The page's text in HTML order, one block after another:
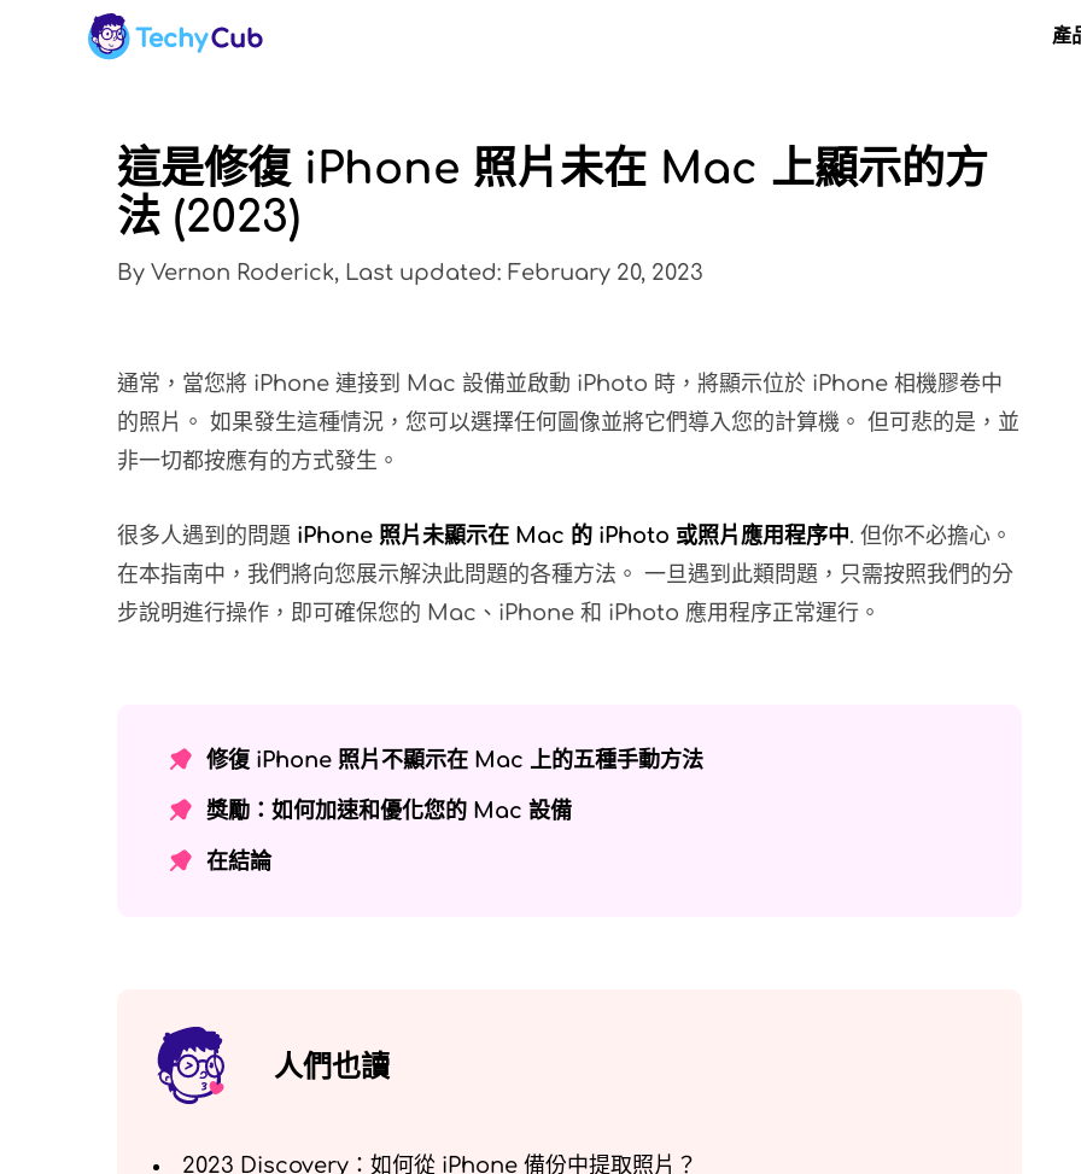
產
這是修復 iPhone 照片未在 Mac 上顯示的方
法 (2023)
By Vernon Roderick, Last updated: February 20, 2023
通常，當您將 iPhone 連接到 Mac 設備並啟動 iPhoto 時，將顯示位於 iPhone 相機膠卷中
的照片。 如果發生這種情況，您可以選擇任何圖像並將它們導入您的計算機。 但可悲的是，並
非一切都按應有的方式發生。
很多人遇到的問題 iPhone 照片未顯示在 Mac 的 iPhoto 或照片應用程序中. 但你不必擔心。
在本指南中，我們將向您展示解決此問題的各種方法。 一旦遇到此類問題，只需按照我們的分
步說明進行操作，即可確保您的 Mac、iPhone 和 iPhoto 應用程序正常運行。
修復 iPhone 照片不顯示在 Mac 上的五種手動方法
獎勵：如何加速和優化您的 Mac 設備
在結論
人們也讀
2023 Discovery：如何從 iPhone 備份中提取照片？